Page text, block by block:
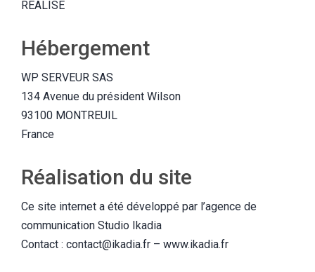
REALISE
Hébergement
WP SERVEUR SAS
134 Avenue du président Wilson
93100 MONTREUIL
France
Réalisation du site
Ce site internet a été développé par l’agence de
communication Studio Ikadia
Contact : contact@ikadia.fr – www.ikadia.fr